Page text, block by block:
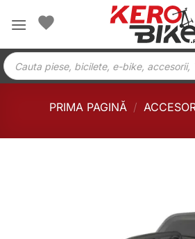
Products
search
PRIMA PAGINĂ /